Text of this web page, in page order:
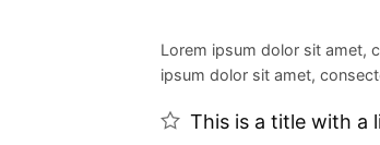
Lorem ipsum dolor sit amet,
ipsum dolor sit amet,
This is a title with a